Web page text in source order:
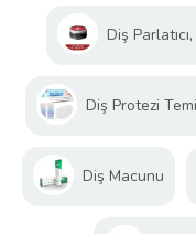
Diş
Diş Protezi
Diş Macunu